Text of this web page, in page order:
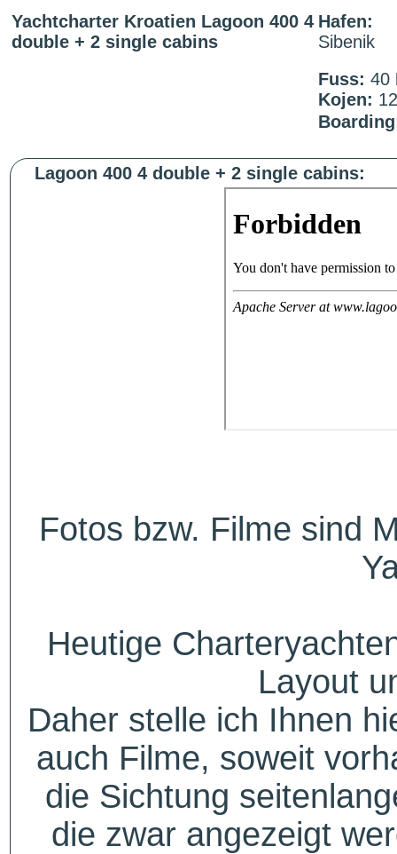
Yachtcharter Kroatien Lagoon 400 4
double + 2 single cabins
Hafen:
Sibenik
Fuss: 40
Kojen:
Lagoon 400 4 double + 2 single cabins:
Fotos bzw. Filme sind
Heutige
Layout
Daher stelle ich Ihnen
auch Filme, soweit
die Sichtung
die zwar angezeigt